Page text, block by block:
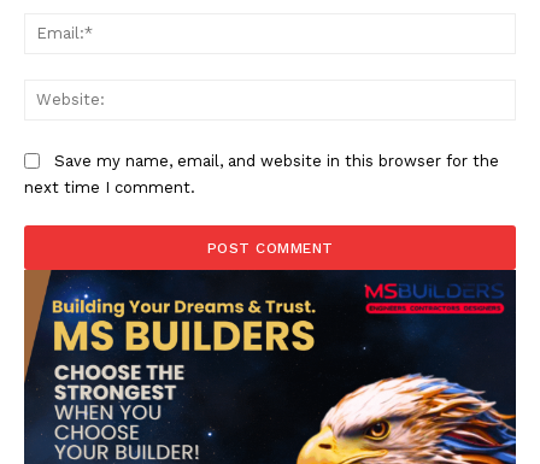
Save my name, email, and website in this browser for the
next time I comment.